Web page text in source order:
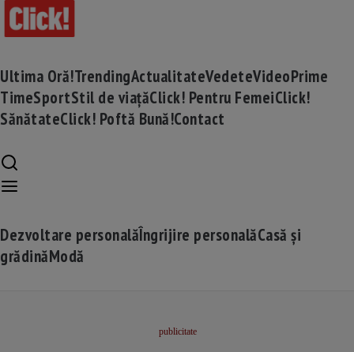
Ultima Oră!TrendingActualitateVedeteVideoPrime
TimeSportStil de viațăClick! Pentru FemeiClick!
SănătateClick! Poftă Bună!Contact
Dezvoltare personalăÎngrijire personalăCasă și
grădinăModă